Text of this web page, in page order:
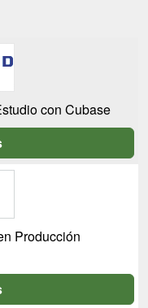
con Cubase
Producción